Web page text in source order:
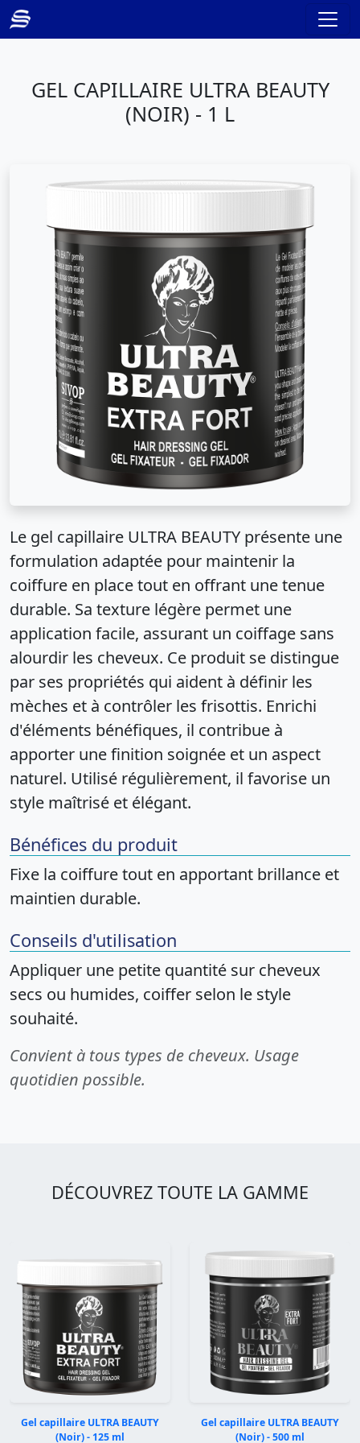
GEL CAPILLAIRE ULTRA BEAUTY
(NOIR) - 1 L
Le gel capillaire ULTRA BEAUTY présente une
formulation adaptée pour maintenir la
coiffure en place tout en offrant une tenue
durable. Sa texture légère permet une
application facile, assurant un coiffage sans
alourdir les cheveux. Ce produit se distingue
par ses propriétés qui aident à définir les
mèches et à contrôler les frisottis. Enrichi
d'éléments bénéfiques, il contribue à
apporter une finition soignée et un aspect
naturel. Utilisé régulièrement, il favorise un
style maîtrisé et élégant.
Bénéfices du produit
Fixe la coiffure tout en apportant brillance et
maintien durable.
Conseils d'utilisation
Appliquer une petite quantité sur cheveux
secs ou humides, coiffer selon le style
souhaité.
Convient à tous types de cheveux. Usage
quotidien possible.
DÉCOUVREZ TOUTE LA GAMME
Gel capillaire ULTRA BEAUTY
(Noir) - 125 ml
Gel capillaire ULTRA BEAUTY
(Noir) - 500 ml